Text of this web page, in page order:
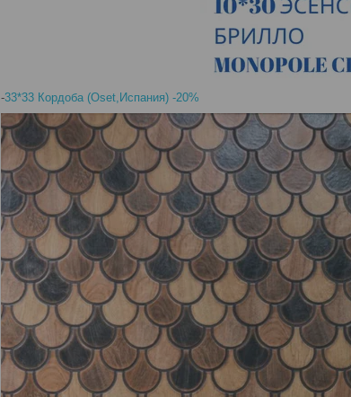
-33*33 Кордоба (Oset,Испания) -20%